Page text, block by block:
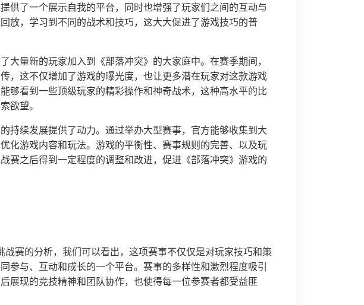
供了一个展示自我的平台，同时也增强了玩家们之间的互动与
放，学习到不同的战术和技巧，这大大促进了游戏技巧的普
大量新的玩家加入到《部落冲突》的大家庭中。在赛季期间，
，这不仅增加了游戏的曝光度，也让更多潜在玩家对这款游戏
够看到一些顶级玩家的精彩操作和神奇战术，这种高水平的比
欲望。
持续发展提供了动力。通过举办大型赛事，官方能够收集到大
化游戏内容和玩法。游戏的平衡性、赛事规则的完善、以及玩
赛之后得到一定程度的调整和改进，促进《部落冲突》游戏的
战赛的分析，我们可以看出，这项赛事不仅仅是对玩家技巧和策
参与、互动和成长的一个平台。赛事的多样性和激烈程度吸引
展现的竞技精神和团队协作，也使得每一位参赛者都受益匪